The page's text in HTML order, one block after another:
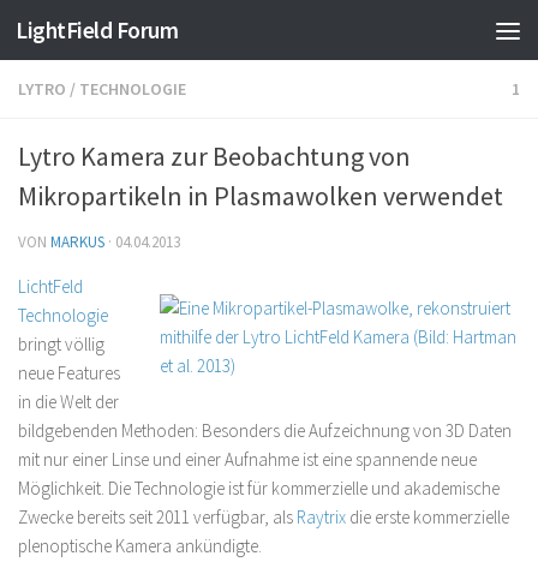
LightField Forum
LYTRO / TECHNOLOGIE 1
Lytro Kamera zur Beobachtung von
Mikropartikeln in Plasmawolken verwendet
VON MARKUS · 04.04.2013
LichtFeld
Technologie
bringt völlig
neue Features
in die Welt der
bildgebenden Methoden: Besonders die Aufzeichnung von 3D Daten
mit nur einer Linse und einer Aufnahme ist eine spannende neue
Möglichkeit. Die Technologie ist für kommerzielle und akademische
Zwecke bereits seit 2011 verfügbar, als Raytrix die erste kommerzielle
plenoptische Kamera ankündigte.